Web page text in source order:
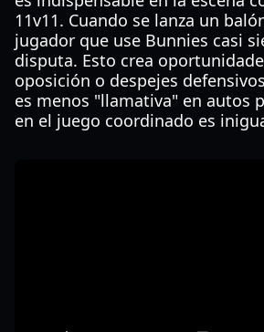
11v11. Cuando se lanza un
jugador que use Bunnies casi
disputa. Esto crea
oposición o despejes
es menos "llamativa" en autos
en el juego coordinado es